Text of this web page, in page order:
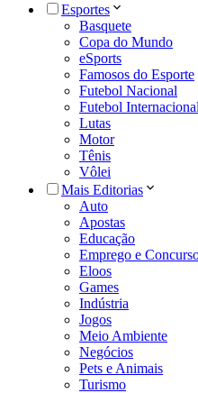
Esportes
Basquete
Copa do Mundo
eSports
Famosos do Esporte
Futebol Nacional
Futebol Internacional
Lutas
Motor
Tênis
Vôlei
Mais Editorias
Auto
Apostas
Educação
Emprego e
Eloos
Games
Indústria
Jogos
Meio Ambiente
Negócios
Pets e Animais
Turismo